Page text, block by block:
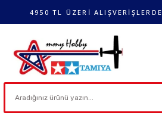
4950 TL ÜZERİ ALIŞVERİŞLERDE